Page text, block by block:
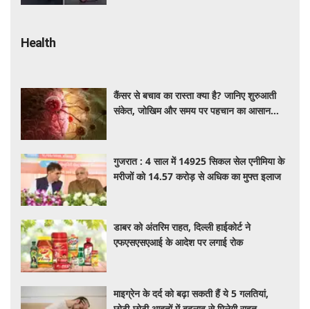
Health
कैंसर से बचाव का रास्ता क्या है? जानिए शुरुआती
संकेत, जोखिम और समय पर पहचान का आसान
गुजरात : 4 साल में 14925 सिकल सेल एनीमिया के
मरीजों को 14.57 करोड़ से अधिक का मुफ्त इलाज
डाबर को अंतरिम राहत, दिल्ली हाईकोर्ट ने
एफएसएसएआई के आदेश पर लगाई रोक
माइग्रेन के दर्द को बढ़ा सकती हैं ये 5 गलतियां,